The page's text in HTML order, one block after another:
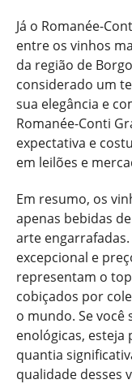
Já o Romanée-
entre os vinhos
da região de
considerado um
sua elegância e
Romanée-Conti
expectativa e
em leilões e
Em resumo, os
apenas bebidas
arte
excepcional e
representam o
cobiçados por
o mundo. Se você
enológicas,
quantia
qualidade desses